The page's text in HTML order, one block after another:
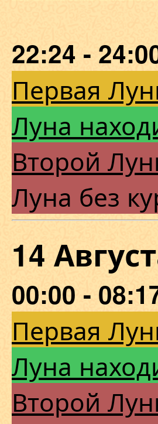
22:24 -
Первая
Луна
Второй
Луна без
14
00:00 -
Первая
Луна
Второй